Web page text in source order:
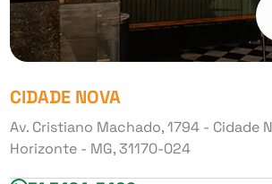
CIDADE NOVA
Av. Cristiano Machado, 1794 - Cidade
Horizonte - MG, 31170-024